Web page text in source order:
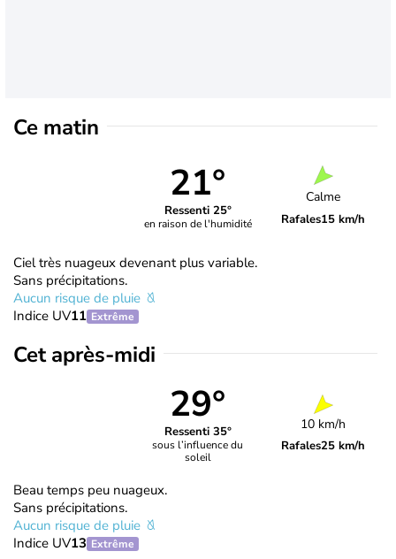
Ce matin
21°
Ressenti 25°
en raison de l'humidité
Calme
Rafales15 km/h
Ciel très nuageux devenant plus variable.
Sans précipitations.
Aucun risque de pluie
Indice UV11 Extrême
Cet après-midi
29°
Ressenti 35°
sous l’influence du
soleil
10 km/h
Rafales25 km/h
Beau temps peu nuageux.
Sans précipitations.
Aucun risque de pluie
Indice UV13 Extrême